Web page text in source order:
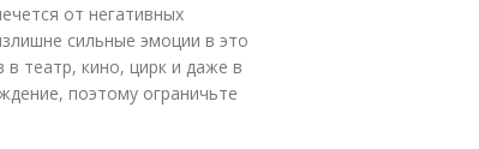
от негативных
сильные эмоции в это
театр, кино, цирк и даже в
поэтому ограничьте